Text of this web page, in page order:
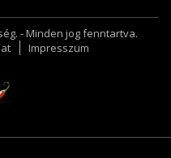
- Minden jog fenntartva.
Impresszum